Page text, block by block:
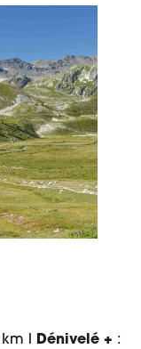
l Dénivelé + :